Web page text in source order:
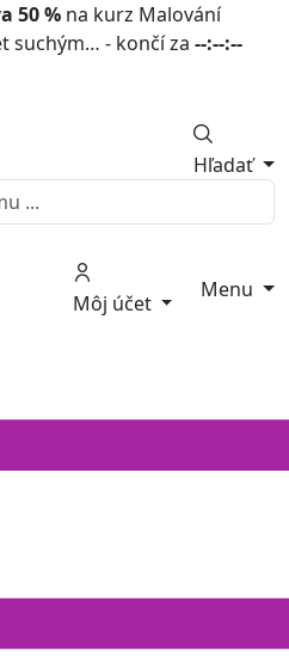
50 % na kurz Malování
suchým… - končí za --:--:--
Hľadať
Môj účet
Menu